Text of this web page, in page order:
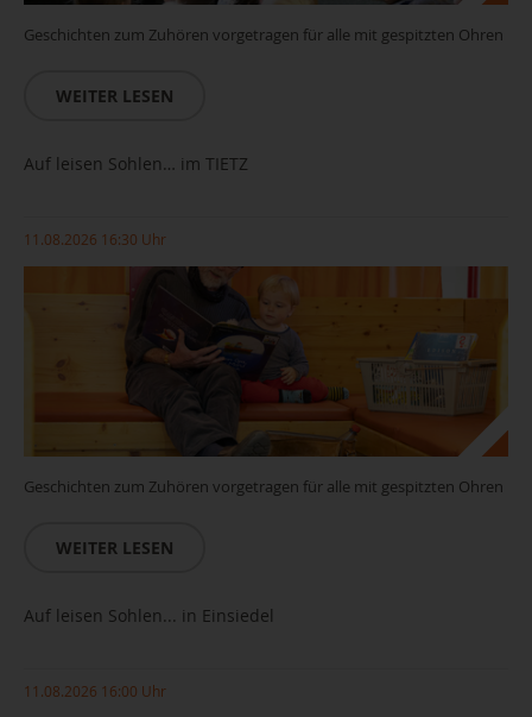
Geschichten zum Zuhören vorgetragen für alle mit gespitzten Ohren
WEITER LESEN
Auf leisen Sohlen… im TIETZ
11.08.2026 16:30 Uhr
Geschichten zum Zuhören vorgetragen für alle mit gespitzten Ohren
WEITER LESEN
Auf leisen Sohlen... in Einsiedel
11.08.2026 16:00 Uhr